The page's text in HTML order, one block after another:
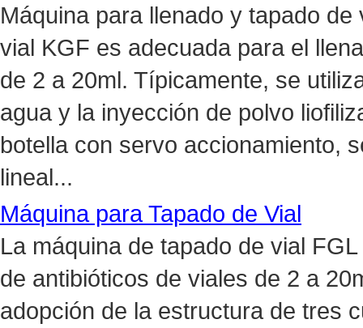
Máquina para llenado y tapado de
vial KGF es adecuada para el
de 2 a 20ml. Típicamente, se
agua y la inyección de polvo
botella con servo accionamiento,
lineal...
Máquina para Tapado de Vial
La máquina de tapado de vial
de antibióticos de viales de 2 a
adopción de la estructura de tres